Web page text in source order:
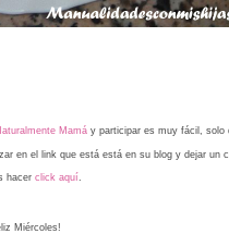
Mamá y participar es muy fácil, solo
en el link que está está en su blog y dejar un
hacer click aquí
Miércoles!